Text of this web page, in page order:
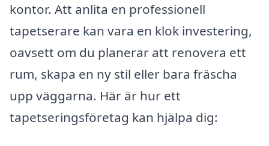
kontor. Att anlita en professionell
tapetserare kan vara en klok investering,
oavsett om du planerar att renovera ett
rum, skapa en ny stil eller bara fräscha
upp väggarna. Här är hur ett
tapetseringsföretag kan hjälpa dig: